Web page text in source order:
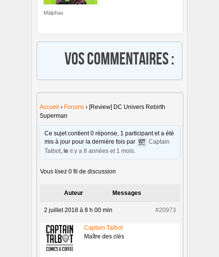
Màlphas
Vos commentaires :
Accueil › Forums › [Review] DC Univers Rebirth
Superman
Ce sujet contient 0 réponse, 1 participant et a été
mis à jour pour la dernière fois par
Captain
Talbot , leil y a 8 années et 1 mois
Vous lisez 0 fil de discussion
Auteur Messages
2 juillet 2018 à 8 h 00 min #20973
Captain Talbot
Maître des clés